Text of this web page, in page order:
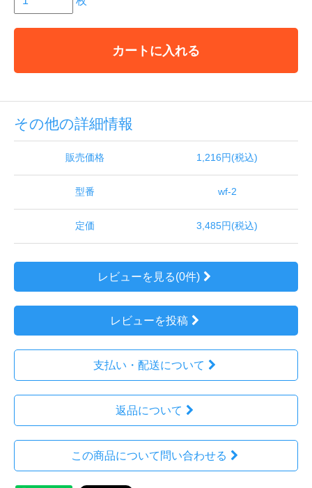
カートに入れる
その他の詳細情報
販売価格 1,216円(税込)
型番 wf-2
定価 3,485円(税込)
レビューを見る(0件)
レビューを投稿
支払い・配送について
返品について
この商品について問い合わせる